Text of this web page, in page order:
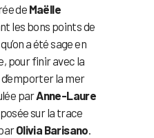
de Maëlle
les bons points de
a été sage en
pour finir avec la
la mer
parAnne-Laure
sur la trace
Olivia Barisano.